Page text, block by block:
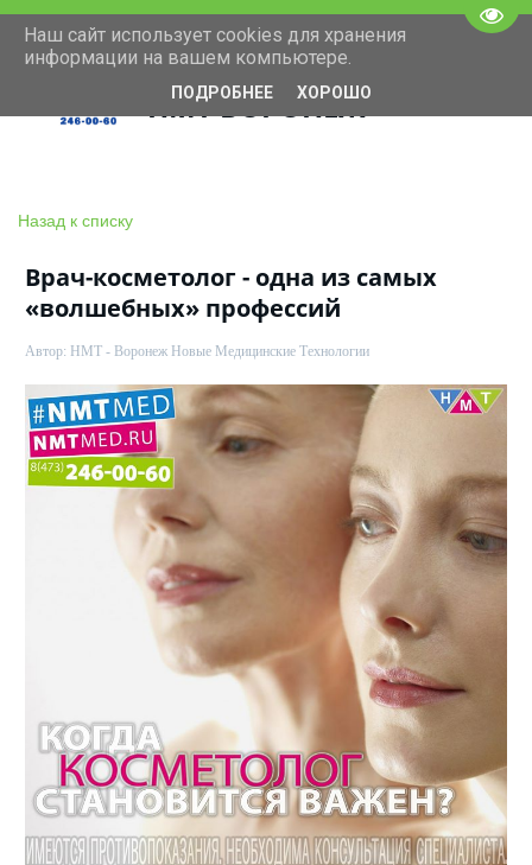
+7(473)246-00-60 Московский проспект 11
НМТ ВОРОНЕЖ
Назад к списку
Врач-косметолог - одна из самых
«волшебных» профессий
Автор: НМТ - Воронеж Новые Медицинские Технологии
Наш сайт использует cookies для хранения
информации на вашем компьютере.
ПОДРОБНЕЕ ХОРОШО